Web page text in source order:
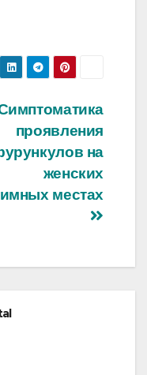
проявления
на
женских
местах